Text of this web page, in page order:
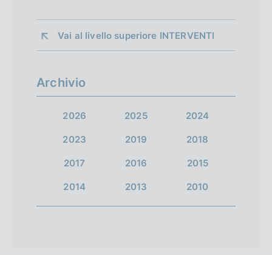
Vai al livello superiore INTERVENTI
Archivio
2026 2025 2024
2023 2019 2018
2017 2016 2015
2014 2013 2010